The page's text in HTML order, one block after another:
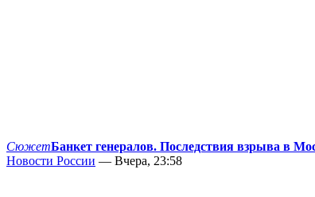
СюжетБанкет генералов. Последствия взрыва в
Новости России — Вчера, 23:58